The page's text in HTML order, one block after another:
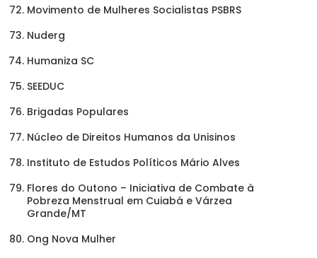
Movimento de Mulheres Socialistas PSBRS
Nuderg
Humaniza SC
SEEDUC
Brigadas Populares
Núcleo de Direitos Humanos da Unisinos
Instituto de Estudos Políticos Mário Alves
Flores do Outono – Iniciativa de Combate à
Pobreza Menstrual em Cuiabá e Várzea
Grande/MT
Ong Nova Mulher